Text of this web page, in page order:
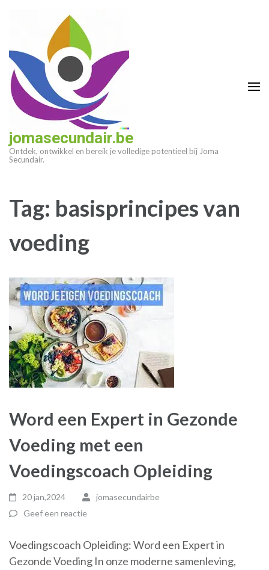
(druk
enter)
jomasecundair.be
Ontdek, ontwikkel en bereik je volledige potentieel bij Joma
Secundair.
Tag: basisprincipes van
voeding
Word een Expert in Gezonde
Voeding met een
Voedingscoach Opleiding
20 jan,2024
jomasecundairbe
Geef een reactie
Voedingscoach Opleiding: Word een Expert in
Gezonde Voeding In onze moderne samenleving,